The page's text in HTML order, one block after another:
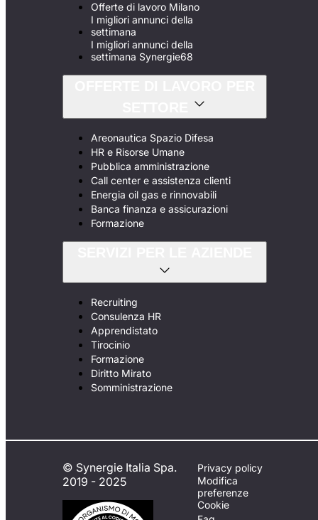
Offerte di lavoro Milano
I migliori annunci della
settimana
I migliori annunci della
settimana Synergie68
Areonautica Spazio Difesa
HR e Risorse Umane
Pubblica amministrazione
Call center e assistenza clienti
Energia oil gas e rinnovabili
Banca finanza e assicurazioni
Formazione
Recruiting
Consulenza HR
Apprendistato
Tirocinio
Formazione
Diritto Mirato
Somministrazione
© Synergie Italia Spa.
2019 - 2025
Privacy policy
Modifica
preferenze
Cookie